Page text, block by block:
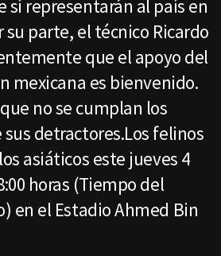
sí representarán al país en
parte, el técnico Ricardo
que el apoyo del
mexicana es bienvenido.
no se cumplan los
sus detractores.Los felinos
asiáticos este jueves 4
horas (Tiempo del
en el Estadio Ahmed Bin